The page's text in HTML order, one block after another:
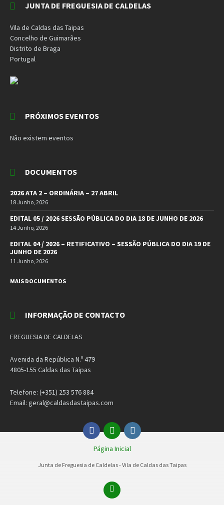
JUNTA DE FREGUESIA DE CALDELAS
Vila de Caldas das Taipas
Concelho de Guimarães
Distrito de Braga
Portugal
PRÓXIMOS EVENTOS
Não existem eventos
DOCUMENTOS
2026 ATA 2 – ORDINÁRIA – 27 ABRIL
18 Junho, 2026
EDITAL 05 / 2026 SESSÃO PÚBLICA DO DIA 18 DE JUNHO DE 2026
14 Junho, 2026
EDITAL 04 / 2026 – RETIFICATIVO – SESSÃO PÚBLICA DO DIA 19 DE
JUNHO DE 2026
11 Junho, 2026
MAIS DOCUMENTOS
INFORMAÇÃO DE CONTACTO
FREGUESIA DE CALDELAS
Avenida da República N.º 479
4805-155 Caldas das Taipas
Telefone: (+351) 253 576 884
Email: geral@caldasdastaipas.com
Facebook
EmailInstagram
Página Inicial
Junta de Freguesia de Caldelas - Vila de Caldas das Taipas